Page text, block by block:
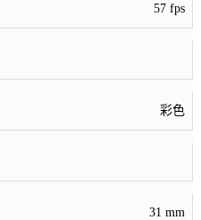
57 fps
彩色
31 mm